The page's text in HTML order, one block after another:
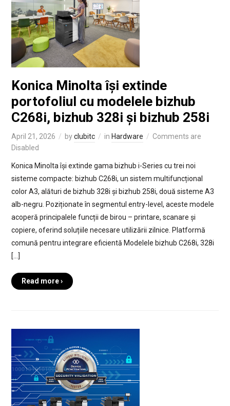
Konica Minolta își extinde
portofoliul cu modelele bizhub
C268i, bizhub 328i și bizhub 258i
April 21, 2026 byclubitc in Hardware
Comments are
Disabled
Konica Minolta își extinde gama bizhub i-Series cu trei noi
sisteme compacte: bizhub C268i, un sistem multifuncțional
color A3, alături de bizhub 328i și bizhub 258i, două sisteme A3
alb-negru. Poziționate în segmentul entry-level, aceste modele
acoperă principalele funcții de birou – printare, scanare și
copiere, oferind soluțiile necesare utilizării zilnice. Platformă
comună pentru integrare eficientă Modelele bizhub C268i, 328i
[…]
Read more ›